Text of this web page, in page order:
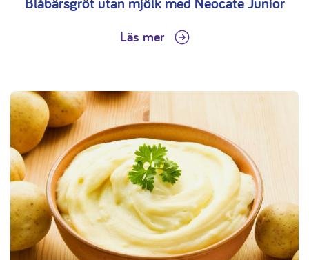
Läs mer